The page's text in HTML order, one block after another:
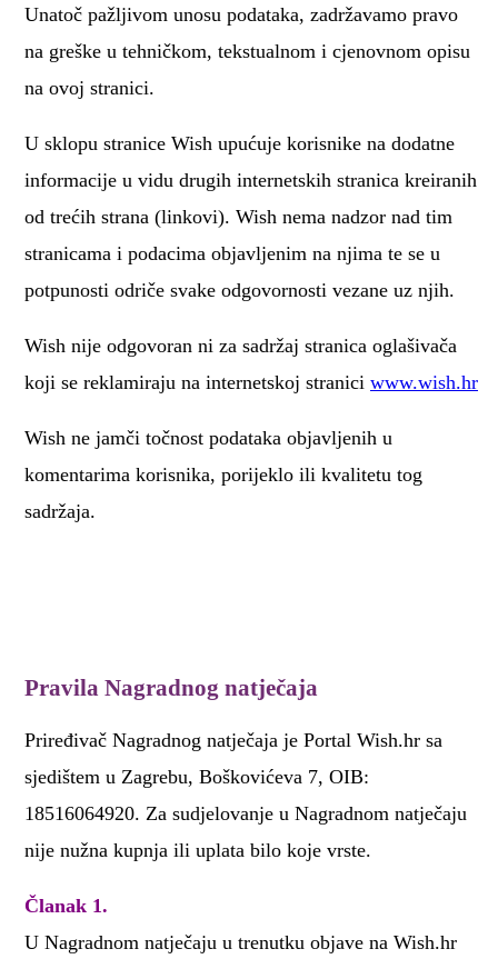
Unatoč pažljivom unosu podataka, zadržavamo pravo
na greške u tehničkom, tekstualnom i cjenovnom opisu
na ovoj stranici.
U sklopu stranice Wish upućuje korisnike na dodatne
informacije u vidu drugih internetskih stranica kreiranih
od trećih strana (linkovi). Wish nema nadzor nad tim
stranicama i podacima objavljenim na njima te se u
potpunosti odriče svake odgovornosti vezane uz njih.
Wish nije odgovoran ni za sadržaj stranica oglašivača
koji se reklamiraju na internetskoj stranici www.wish.hr
Wish ne jamči točnost podataka objavljenih u
komentarima korisnika, porijeklo ili kvalitetu tog
sadržaja.
Pravila Nagradnog natječaja
Priređivač Nagradnog natječaja je Portal Wish.hr sa
sjedištem u Zagrebu, Boškovićeva 7, OIB:
18516064920. Za sudjelovanje u Nagradnom natječaju
nije nužna kupnja ili uplata bilo koje vrste.
Članak 1.
U Nagradnom natječaju u trenutku objave na Wish.hr